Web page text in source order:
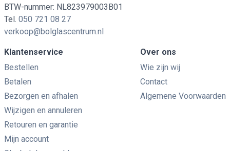
BTW-nummer: NL823979003B01
Tel. 050 721 08 27
verkoop@bolglascentrum.nl
Klantenservice
Bestellen
Betalen
Bezorgen en afhalen
Wijzigen en annuleren
Retouren en garantie
Mijn account
Over ons
Wie zijn wij
Contact
Algemene Voorwaarden